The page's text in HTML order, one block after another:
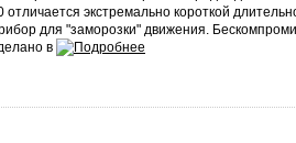
отличается экстремально короткой
для "заморозки" движения.
в